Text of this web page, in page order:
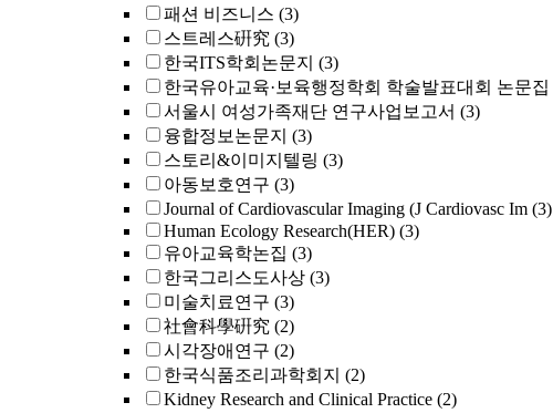
패션 비즈니스 (3)
스트레스硏究 (3)
한국ITS학회논문지 (3)
한국유아교육·보육행정학회 학술발표대회 논문집
서울시 여성가족재단 연구사업보고서 (3)
융합정보논문지 (3)
스토리&이미지텔링 (3)
아동보호연구 (3)
Journal of Cardiovascular Imaging (J Cardiovasc Im (3)
Human Ecology Research(HER) (3)
유아교육학논집 (3)
한국그리스도사상 (3)
미술치료연구 (3)
社會科學硏究 (2)
시각장애연구 (2)
한국식품조리과학회지 (2)
Kidney Research and Clinical Practice (2)